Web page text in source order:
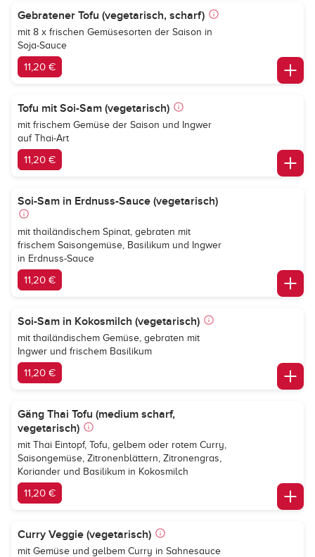
Gebratener Tofu (vegetarisch, scharf)
mit 8 x frischen Gemüsesorten der Saison in
Soja-Sauce
11,20 €
Tofu mit Soi-Sam (vegetarisch)
mit frischem Gemüse der Saison und Ingwer
auf Thai-Art
11,20 €
Soi-Sam in Erdnuss-Sauce (vegetarisch)
mit thailändischem Spinat, gebraten mit
frischem Saisongemüse, Basilikum und Ingwer
in Erdnuss-Sauce
11,20 €
Soi-Sam in Kokosmilch (vegetarisch)
mit thailändischem Gemüse, gebraten mit
Ingwer und frischem Basilikum
11,20 €
Gäng Thai Tofu (medium scharf,
vegetarisch)
mit Thai Eintopf, Tofu, gelbem oder rotem Curry,
Saisongemüse, Zitronenblättern, Zitronengras,
Koriander und Basilikum in Kokosmilch
11,20 €
Curry Veggie (vegetarisch)
mit Gemüse und gelbem Curry in Sahnesauce